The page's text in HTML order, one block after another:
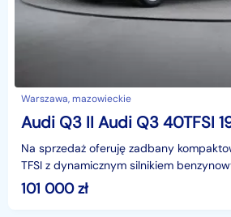
Warszawa, mazowieckie
Na sprzedaż oferuję zadbany
TFSI z dynamicznym silnikiem
190 KM, napędem na cztery koła
101 000zł